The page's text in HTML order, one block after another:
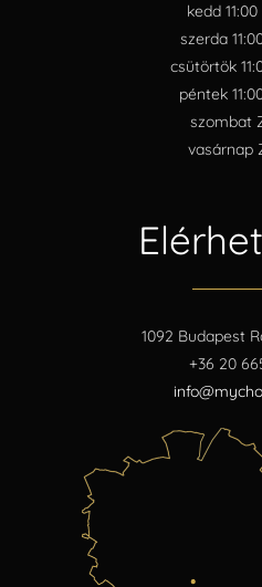
kedd
szerda
csütörtök
péntek
szombat
vasárnap
1092 Budapest
+36 20